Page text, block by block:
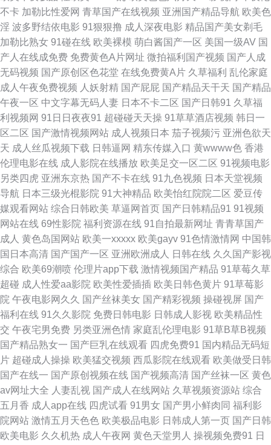
花综和网 91超碰图片 91夜间福利 欧美性爱去干网 在线肛交 91N爽片 黑丝
福利导航 激情福利影院 五月天超碰在线 无码三级视频 欧美性交一区二区 老
湿毛片 国产成人后入 久久这里都是极品 国产福利导航在线 白丝学姐在线自
慰 avbt亚洲 97人人操在线 91aV免费视频 午夜秀秀 91福利导航大全 福利AV
电影 老司机福利社91 深夜福利av 亚洲乱乱少妇后入 91精彩视频 玖玖艹逼
综合网 日韩插插插色 婷婷五月天成人网 尤物视频电影 97视频在线 大香蕉网
伊 精品第一页 另类色亚洲 欧美视屏 三级伦理特片 伊人精品伊 91无码色图
www青艹 东京热综合色色 韩国美女AV导航 人妻诱惑影院 天天干天天色 亚
洲瑟瑟瑟 熟女色福利导航 视频偷拍一区18 在线看超碰 97超碰色情 成人AV
三级传媒 国产精品偷窥 欧美亚洲日韩激情 三级三级久久香港 亚洲色色网站
91黑丝高跟精品 超碰人人玩 国产乱子伦 九九精品一级 欧美黑人天堂网 色色
五月婷婷天 性爱色图韩国 97综合视频专区 国产第113页 精品九九6 青青草
网 深夜释放在线播放 亚洲综合色色 91人人视频 俺去啦啦电影网 海角绿帽社
区 欧美蜜桃熟妇性爱 四虎黄色片电影院 综合一页麻豆片 97社视频探花 超碰
在线中文字幕 国语狠狠干 另类性爱av 日韩亚色 影音先锋麻豆 97超碰福利导
不卡 加勒比性爱网 青草国产在线视频 亚洲国产精品导航 欧美色
淫 波多野结依电影 91狠狠撸 成人深夜电影 精品国产美女剃毛
加勒比熟女 91碰在线 欧美裸模 萌白酱国产一区 美国一级AV 国
产人在线成免费 免费黄色A片网址 微拍福利国产视频 国产人成
无码视频 国产原创区色花堂 在线免费黄A片 久草福利 乱伦家庭
成人午夜免费视频 人妖射精 国产屁屁 国产精品天干天 国产精品
午夜一区 中文字幕无码人妻 日本不卡二区 国产日韩91 久草福
利视频网 91日日夜夜91 超碰碰天天操 91草草酒店视频 韩日一
区二区 国产激情视频网站 成人视频日本 茄子视频污 亚洲色欲天
天 成人丝瓜视频下载 日韩逼网 精东传媒入口 黄wwww色 香港
伦理电影在线 成人影院在线播放 欧美足交一区二区 91视频电影
另类四虎 亚洲东京热 国产不卡在线 91九色视频 日本天堂视频
导航 日本三级光棍影院 91大神精品 欧美怡红院院二区 爱豆传
媒观看网站 综合日韩欧美 草逼网首页 国产日韩精品91 91视频
网站在线 69性影院 福利资源在线 91自拍最新网址 青青草国产
成人 黄色岛国网站 欧美一xxxxx 欧美gayv 91色情激情网 中国韩
国日本高清 国产国产一区 亚洲欧洲成人 日韩在线 久久国产影视
综合 欧美69潮喷 伦理片app下载 激情视频国产精品 91草莓久草
超碰 成人性爱aa影院 欧美性爱插插 欧美日韩色黄片 91草莓影
院 午夜电影网久久 国产丝袜美女 国产精彩视频 操碰视屏 国产
福利在线 91久久影院 免费日韩电影 日韩成人影视 欧美精品性
交 午夜宅男免费 另类亚洲色情 家庭乱伦理电影 91草B草B视频
国产精品熟女一 国产巨乳在线观看 四虎免费91 国内精品无码短
片 超碰成人操操 欧美猛交视频 西瓜影院在线观看 欧美做受日韩
国产在线一 国产原创视频在线 国产视频高清 国产丝袜一区 黄色
av网址大全 人妻乱视 国产成人在线网站 久草视频资源站 综合
五月香 成人app在线 四虎试看 91男女 国产男小鲜肉同 福利影
院网站 激情五月天色色 欧美极品电影 日韩成人第一页 国产日韩
欧美电影 久久机热 成人午夜网 黄色天堂男人 操视频免费91 日